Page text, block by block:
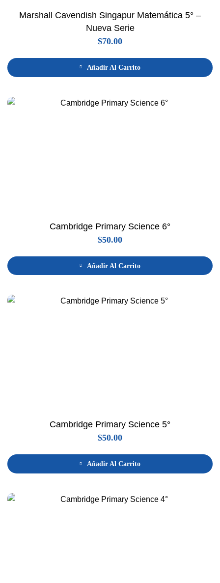
Marshall Cavendish Singapur Matemática 5° –
Nueva Serie
$70.00
Añadir Al Carrito
Cambridge Primary Science 6°
$50.00
Añadir Al Carrito
Cambridge Primary Science 5°
$50.00
Añadir Al Carrito